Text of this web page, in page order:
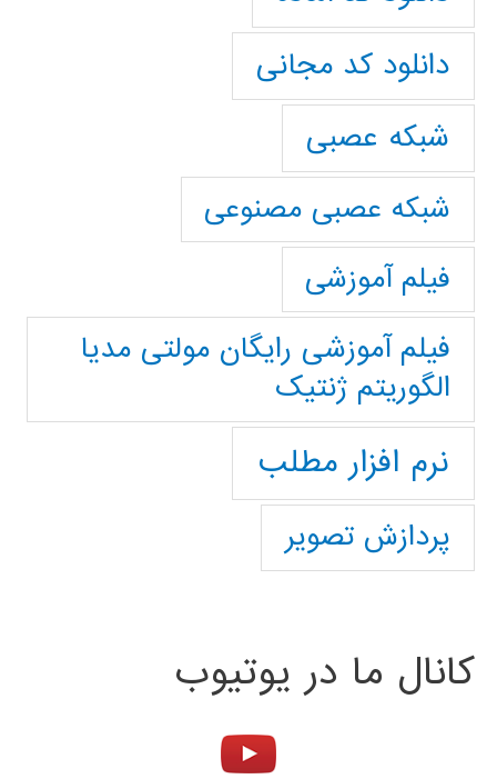
دانلود کد مجانی
شبکه عصبی
شبکه عصبی مصنوعی
فیلم آموزشی
فیلم آموزشی رایگان مولتی مدیا
الگوریتم ژنتیک
نرم افزار مطلب
پردازش تصویر
کانال ما در یوتیوب